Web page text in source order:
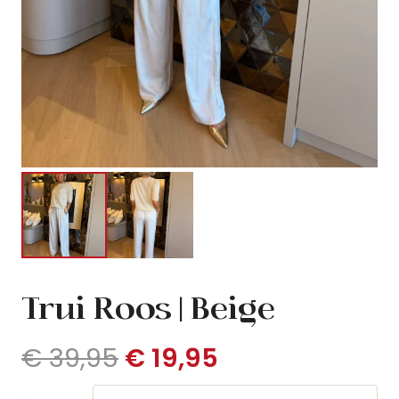
Trui Roos | Beige
€39,95 Oorspronkelijke
prijs
€ 19,95
prijs